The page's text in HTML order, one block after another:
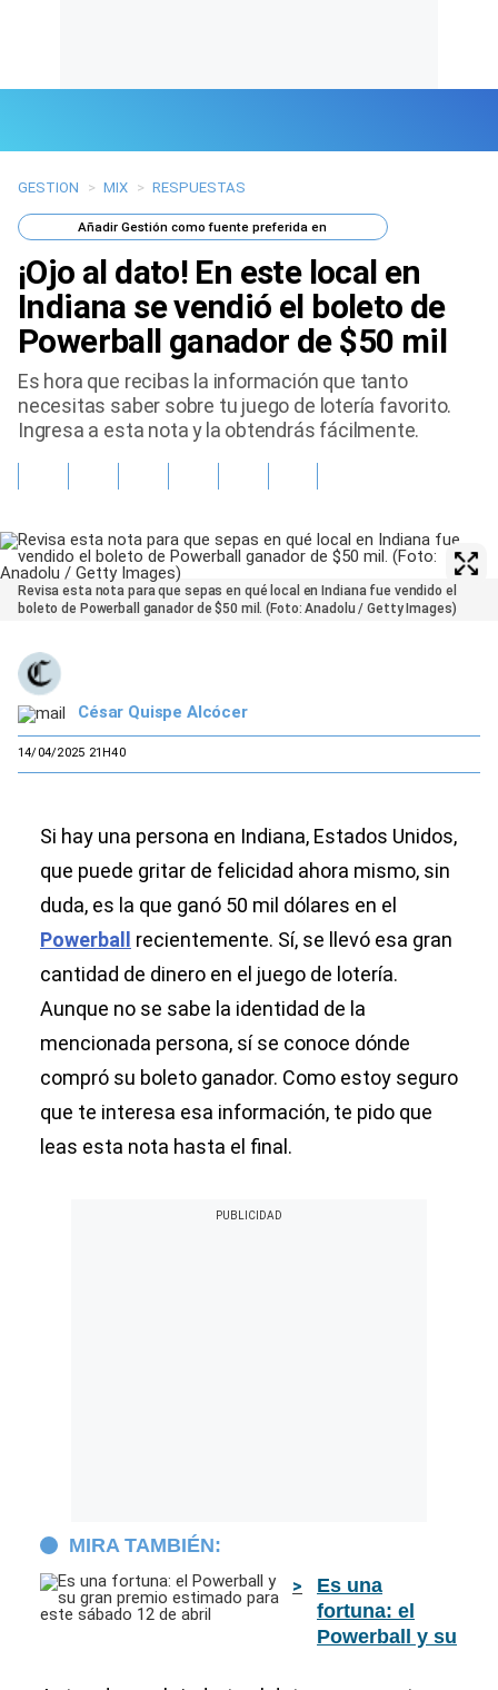
Últimas Noticias
Mi Bolsillo
Respuestas
Gente
Vida Laboral
Tendencias Mix
Sports
GESTION > MIX > RESPUESTAS
AñadirGestión como fuente preferida en
¡Ojo al dato! En este local en
Indiana se vendió el boleto de
Powerball ganador de $50 mil
Es hora que recibas la información que tanto
necesitas saber sobre tu juego de lotería favorito.
Ingresa a esta nota y la obtendrás fácilmente.
Revisa esta nota para que sepas en qué local en Indiana fue vendido el
boleto de Powerball ganador de $50 mil. (Foto: Anadolu / Getty Images)
César Quispe Alcócer
14/04/2025 21H40
Si hay una persona en Indiana, Estados Unidos,
que puede gritar de felicidad ahora mismo, sin
duda, es la que ganó 50 mil dólares en el
Powerball
recientemente. Sí, se llevó esa gran
cantidad de dinero en el juego de lotería.
Aunque no se sabe la identidad de la
mencionada persona, sí se conoce dónde
compró su boleto ganador. Como estoy seguro
que te interesa esa información, te pido que
leas esta nota hasta el final.
MIRA TAMBIÉN:
Es una
fortuna: el
Powerball y su